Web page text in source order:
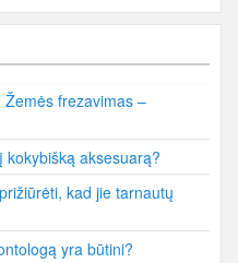
frezavimas –
aksesuarą?
kad jie tarnautų
yra būtini?